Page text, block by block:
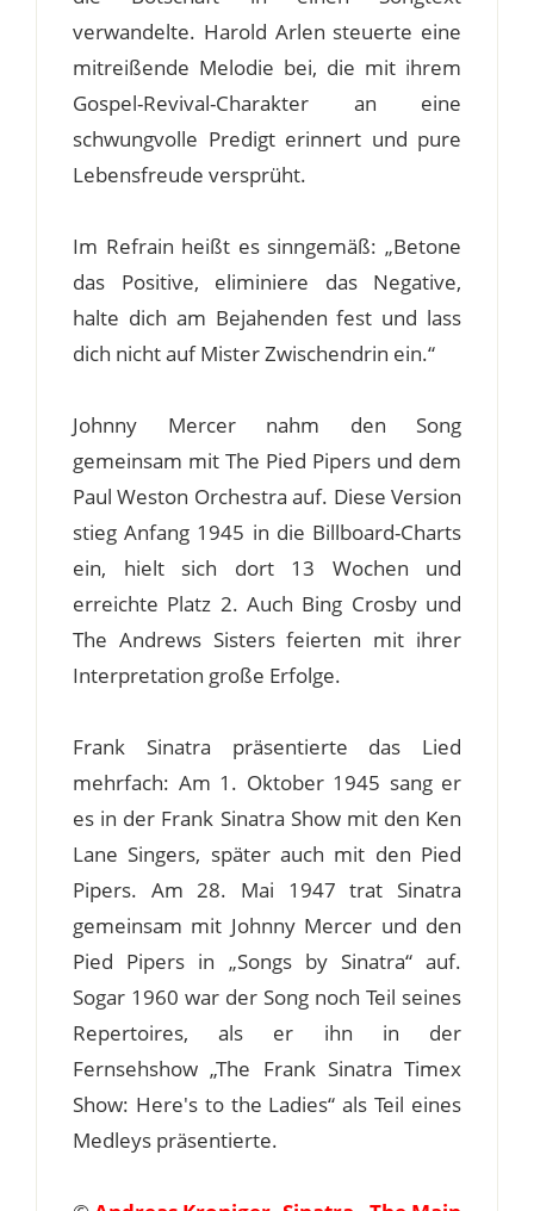
verwandelte. Harold Arlen steuerte eine
mitreißende Melodie bei, die mit ihrem
Gospel-Revival-Charakter an eine
schwungvolle Predigt erinnert und pure
Lebensfreude versprüht.
Im Refrain heißt es sinngemäß: „Betone
das Positive, eliminiere das Negative,
halte dich am Bejahenden fest und lass
dich nicht auf Mister Zwischendrin ein.“
Johnny Mercer nahm den Song
gemeinsam mit The Pied Pipers und dem
Paul Weston Orchestra auf. Diese Version
stieg Anfang 1945 in die Billboard-Charts
ein, hielt sich dort 13 Wochen und
erreichte Platz 2. Auch Bing Crosby und
The Andrews Sisters feierten mit ihrer
Interpretation große Erfolge.
Frank Sinatra präsentierte das Lied
mehrfach: Am 1. Oktober 1945 sang er
es in der Frank Sinatra Show mit den Ken
Lane Singers, später auch mit den Pied
Pipers. Am 28. Mai 1947 trat Sinatra
gemeinsam mit Johnny Mercer und den
Pied Pipers in „Songs by Sinatra“ auf.
Sogar 1960 war der Song noch Teil seines
Repertoires, als er ihn in der
Fernsehshow „The Frank Sinatra Timex
Show: Here's to the Ladies“ als Teil eines
Medleys präsentierte.